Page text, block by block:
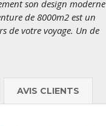
son design moderne
de 8000m2 est un
de votre voyage. Un de
AVIS CLIENTS